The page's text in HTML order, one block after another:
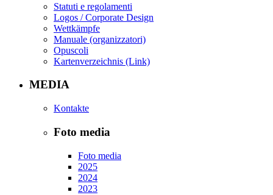
Statuti e regolamenti
Logos / Corporate Design
Wettkämpfe
Manuale (organizzatori)
Opuscoli
Kartenverzeichnis (Link)
MEDIA
Kontakte
Foto media
Foto media
2025
2024
2023